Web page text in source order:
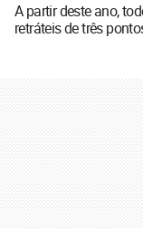
A partir deste ano,
retráteis de três